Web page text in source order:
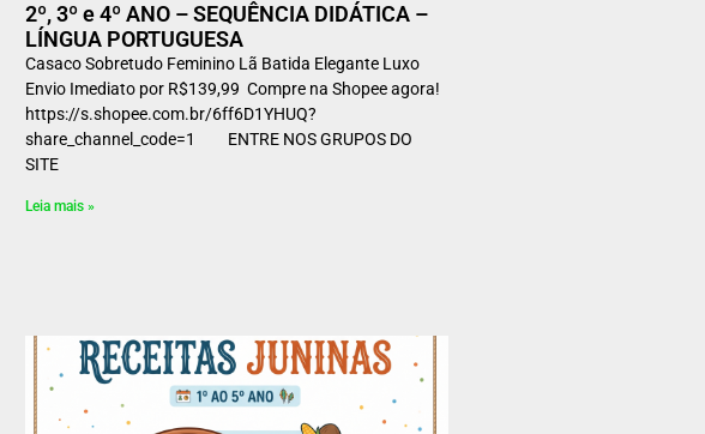
2º, 3º e 4º ANO – SEQUÊNCIA DIDÁTICA –
LÍNGUA PORTUGUESA
Casaco Sobretudo Feminino Lã Batida Elegante Luxo
Envio Imediato por R$139,99 Compre na Shopee agora!
https://s.shopee.com.br/6ff6D1YHUQ?
share_channel_code=1 ENTRE NOS GRUPOS DO
SITE
Leia mais »